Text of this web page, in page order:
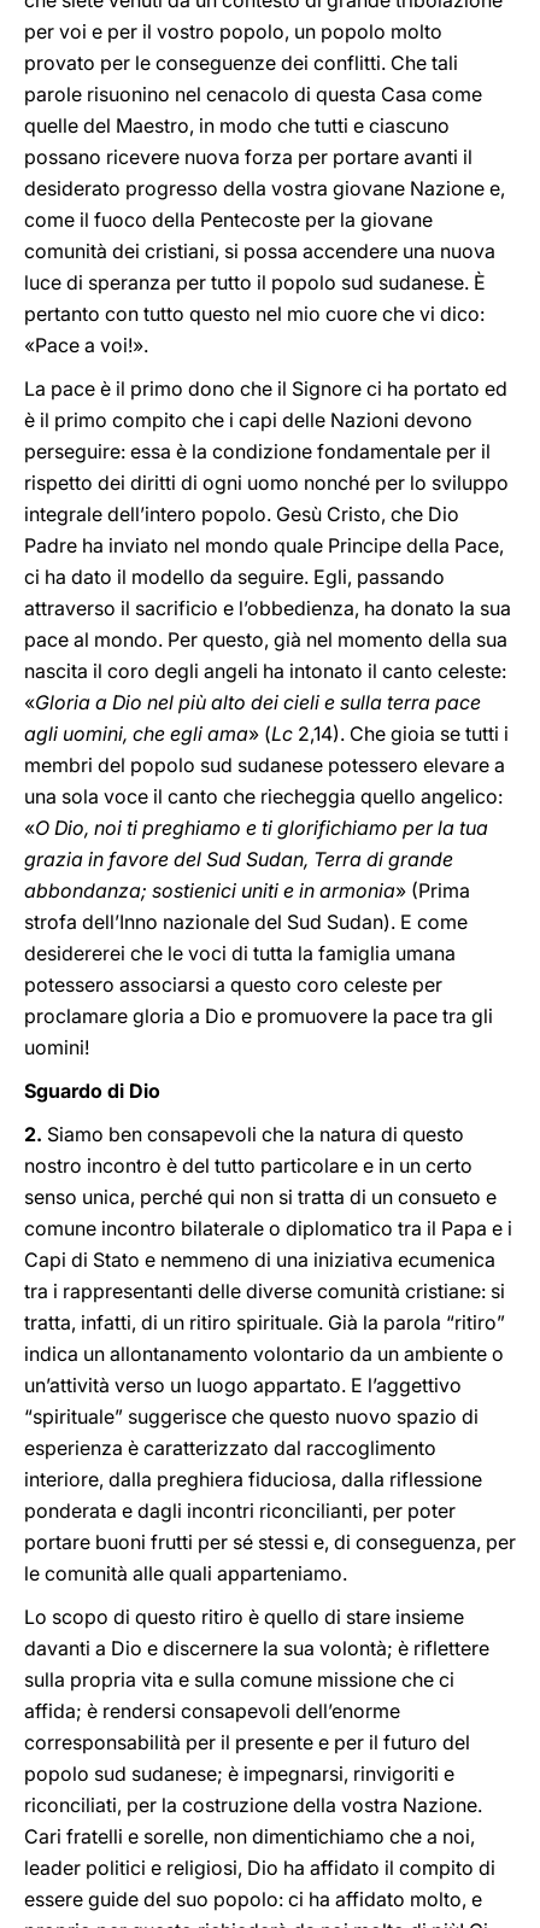
per voi e per il vostro popolo, un popolo molto
provato per le conseguenze dei conflitti. Che tali
parole risuonino nel cenacolo di questa Casa come
quelle del Maestro, in modo che tutti e ciascuno
possano ricevere nuova forza per portare avanti il
desiderato progresso della vostra giovane Nazione e,
come il fuoco della Pentecoste per la giovane
comunità dei cristiani, si possa accendere una nuova
luce di speranza per tutto il popolo sud sudanese. È
pertanto con tutto questo nel mio cuore che vi dico:
«Pace a voi!».
La pace è il primo dono che il Signore ci ha portato ed
è il primo compito che i capi delle Nazioni devono
perseguire: essa è la condizione fondamentale per il
rispetto dei diritti di ogni uomo nonché per lo sviluppo
integrale dell’intero popolo. Gesù Cristo, che Dio
Padre ha inviato nel mondo quale Principe della Pace,
ci ha dato il modello da seguire. Egli, passando
attraverso il sacrificio e l’obbedienza, ha donato la sua
pace al mondo. Per questo, già nel momento della sua
nascita il coro degli angeli ha intonato il canto celeste:
«Gloria a Dio nel più alto dei cieli e sulla terra pace
agli uomini, che egli ama» (Lc 2,14). Che gioia se tutti i
membri del popolo sud sudanese potessero elevare a
una sola voce il canto che riecheggia quello angelico:
«O Dio, noi ti preghiamo e ti glorifichiamo per la tua
grazia in favore del Sud Sudan, Terra di grande
abbondanza; sostienici uniti e in armonia» (Prima
strofa dell’Inno nazionale del Sud Sudan). E come
desidererei che le voci di tutta la famiglia umana
potessero associarsi a questo coro celeste per
proclamare gloria a Dio e promuovere la pace tra gli
uomini!
Sguardo di Dio
2. Siamo ben consapevoli che la natura di questo
nostro incontro è del tutto particolare e in un certo
senso unica, perché qui non si tratta di un consueto e
comune incontro bilaterale o diplomatico tra il Papa e i
Capi di Stato e nemmeno di una iniziativa ecumenica
tra i rappresentanti delle diverse comunità cristiane: si
tratta, infatti, di un ritiro spirituale. Già la parola “ritiro”
indica un allontanamento volontario da un ambiente o
un’attività verso un luogo appartato. E l’aggettivo
“spirituale” suggerisce che questo nuovo spazio di
esperienza è caratterizzato dal raccoglimento
interiore, dalla preghiera fiduciosa, dalla riflessione
ponderata e dagli incontri riconcilianti, per poter
portare buoni frutti per sé stessi e, di conseguenza, per
le comunità alle quali apparteniamo.
Lo scopo di questo ritiro è quello di stare insieme
davanti a Dio e discernere la sua volontà; è riflettere
sulla propria vita e sulla comune missione che ci
affida; è rendersi consapevoli dell’enorme
corresponsabilità per il presente e per il futuro del
popolo sud sudanese; è impegnarsi, rinvigoriti e
riconciliati, per la costruzione della vostra Nazione.
Cari fratelli e sorelle, non dimentichiamo che a noi,
leader politici e religiosi, Dio ha affidato il compito di
essere guide del suo popolo: ci ha affidato molto, e